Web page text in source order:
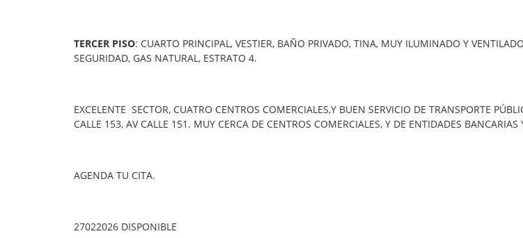
TERCER PISO: CUARTO PRINCIPAL, VESTIER, BAÑO PRIVADO, TINA, MUY ILUMINADO
SEGURIDAD, GAS NATURAL, ESTRATO 4.
EXCELENTE SECTOR, CUATRO CENTROS COMERCIALES,Y BUEN SERVICIO DE TRANSPORTE
CALLE 153, AV CALLE 151. MUY CERCA DE CENTROS COMERCIALES, Y DE ENTIDADES BANCARIAS
AGENDA TU CITA.
27022026 DISPONIBLE